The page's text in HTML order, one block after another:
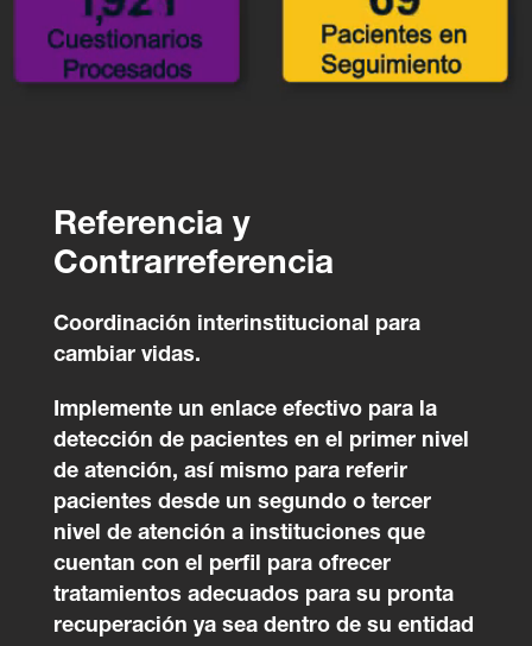
Referencia y
Contrarreferencia
Coordinación interinstitucional para
cambiar vidas.
Implemente un enlace efectivo para la
detección de pacientes en el primer nivel
de atención, así mismo para referir
pacientes desde un segundo o tercer
nivel de atención a instituciones que
cuentan con el perfil para ofrecer
tratamientos adecuados para su pronta
recuperación ya sea dentro de su entidad